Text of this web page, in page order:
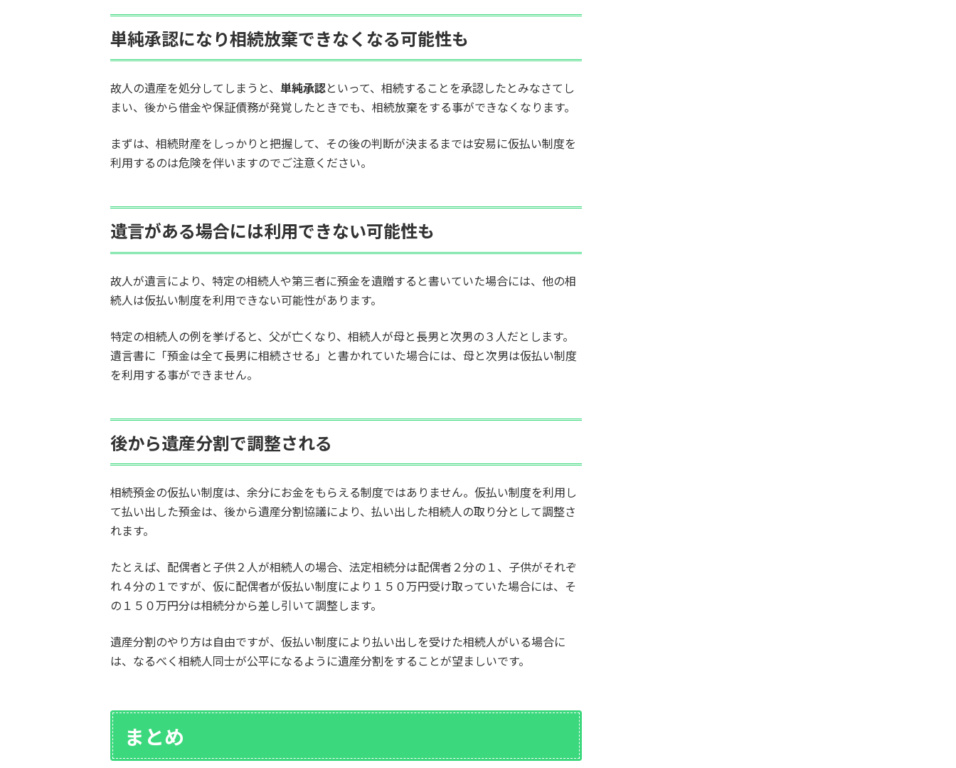
単純承認になり相続放棄できなくなる可能性も
故人の遺産を処分してしまうと、単純承認といって、相続することを承認したとみなさてし
まい、後から借金や保証債務が発覚したときでも、相続放棄をする事ができなくなります。
まずは、相続財産をしっかりと把握して、その後の判断が決まるまでは安易に仮払い制度を
利用するのは危険を伴いますのでご注意ください。
遺言がある場合には利用できない可能性も
故人が遺言により、特定の相続人や第三者に預金を遺贈すると書いていた場合には、他の相
続人は仮払い制度を利用できない可能性があります。
特定の相続人の例を挙げると、父が亡くなり、相続人が母と長男と次男の３人だとします。
遺言書に「預金は全て長男に相続させる」と書かれていた場合には、母と次男は仮払い制度
を利用する事ができません。
後から遺産分割で調整される
相続預金の仮払い制度は、余分にお金をもらえる制度ではありません。仮払い制度を利用し
て払い出した預金は、後から遺産分割協議により、払い出した相続人の取り分として調整さ
れます。
たとえば、配偶者と子供２人が相続人の場合、法定相続分は配偶者２分の１、子供がそれぞ
れ４分の１ですが、仮に配偶者が仮払い制度により１５０万円受け取っていた場合には、そ
の１５０万円分は相続分から差し引いて調整します。
遺産分割のやり方は自由ですが、仮払い制度により払い出しを受けた相続人がいる場合に
は、なるべく相続人同士が公平になるように遺産分割をすることが望ましいです。
まとめ